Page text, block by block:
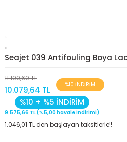
<
Seajet 039 Antifouling Boya
11.199,60 TL
10.079,64 TL
%10 İNDİRİM
%10 + %5 İNDİRİM
9.575,66 TL (%5,00 havale indirimi)
1.046,01 TL den başlayan taksitlerle!!